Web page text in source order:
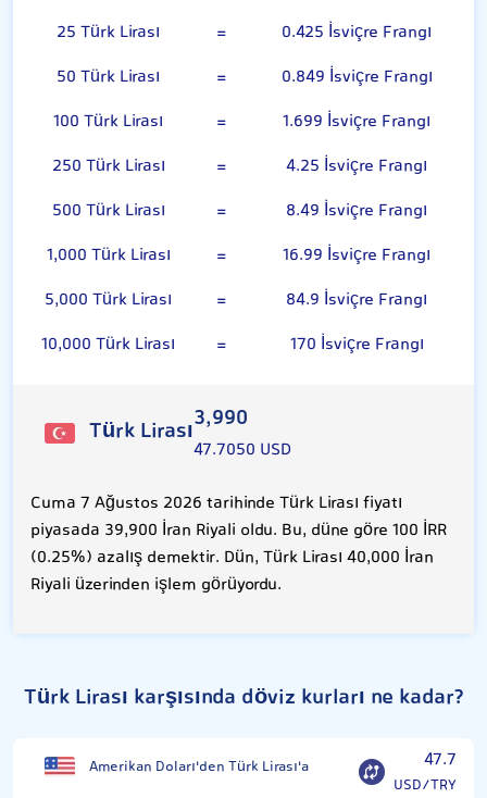
25 Türk Lirası
=
0.425 İsviçre Frangı
50 Türk Lirası
=
0.849 İsviçre Frangı
100 Türk Lirası
=
1.699 İsviçre Frangı
250 Türk Lirası
=
4.25 İsviçre Frangı
500 Türk Lirası
=
8.49 İsviçre Frangı
1,000 Türk Lirası
=
16.99 İsviçre Frangı
5,000 Türk Lirası
=
84.9 İsviçre Frangı
10,000 Türk Lirası
= 170 İsviçre Frangı
Türk Lirası3,990
47.7050 USD
Cuma 7 Ağustos 2026 tarihinde Türk Lirası fiyatı
piyasada 39,900 İran Riyali oldu. Bu, düne göre 100 İRR
(0.25%) azalış demektir. Dün, Türk Lirası 40,000 İran
Riyali üzerinden işlem görüyordu.
Türk Lirası karşısında döviz kurları ne kadar?
Amerikan Doları'den Türk Lirası'a 47.7
USD/TRY